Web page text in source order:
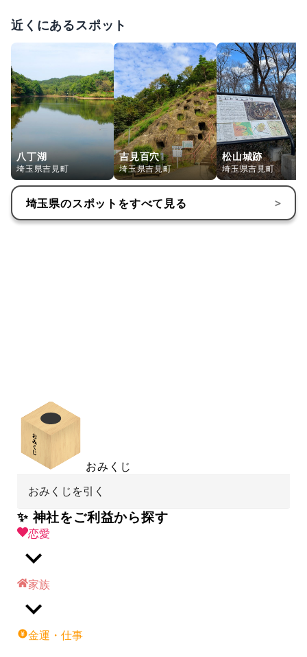
近くにあるスポット
八丁湖
埼玉県吉見町
吉見百穴
埼玉県吉見町
松山城跡
埼玉県吉見町
埼玉県のスポットをすべて見る >
おみくじ
おみくじを引く
✨ 神社をご利益から探す
恋愛
家族
金運・仕事